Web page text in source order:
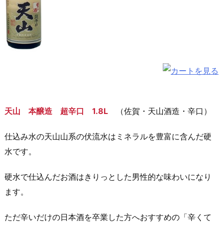
天山 本醸造 超辛口 1.8L （佐賀・天山酒造・辛口）
仕込み水の天山山系の伏流水はミネラルを豊富に含んだ硬
水です。
硬水で仕込んだお酒はきりっとした男性的な味わいになり
ます。
ただ辛いだけの日本酒を卒業した方へおすすめの「辛くて